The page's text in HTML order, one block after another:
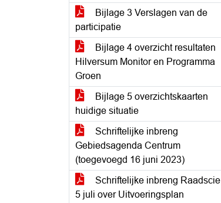
Bijlage 3 Verslagen van de
participatie
Bijlage 4 overzicht resultaten
Hilversum Monitor en Programma
Groen
Bijlage 5 overzichtskaarten
huidige situatie
Schriftelijke inbreng
Gebiedsagenda Centrum
(toegevoegd 16 juni 2023)
Schriftelijke inbreng Raadscie
5 juli over Uitvoeringsplan